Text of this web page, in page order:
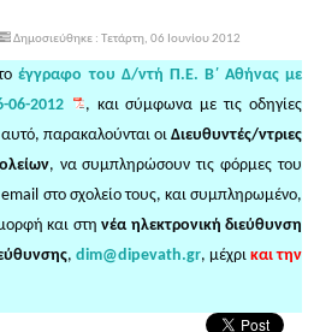
Δημοσιεύθηκε : Τετάρτη, 06 Ιουνίου 2012
έγγραφο του Δ/ντή Π.Ε. Β΄ Αθήνας με
2012
, και σύμφωνα με τις οδηγίες
παρακαλούνται οι Διευθυντές/ντριες
, να συμπληρώσουν τις φόρμες του
στο σχολείο τους, και συμπληρωμένο,
μορφή και στηνέα ηλεκτρονική διεύθυνση
, dim@dipevath.gr, μέχρι και την